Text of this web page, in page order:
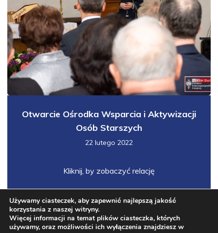
Otwarcie Ośrodka Wsparcia i Aktywizacji
Osób Starszych
22 lutego 2022
Kliknij, by zobaczyć relację
Używamy ciasteczek, aby zapewnić najlepszą jakość
korzystania z naszej witryny.
Więcej informacji na temat plików ciasteczka, których
używamy, oraz możliwości ich wyłączenia znajdziesz w